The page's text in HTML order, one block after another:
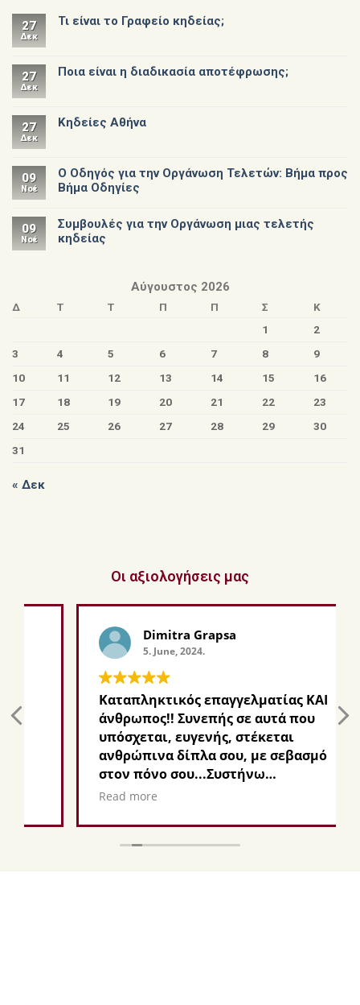
27
Δεκ
Τι είναι το Γραφείο κηδείας;
27
Δεκ
Ποια είναι η διαδικασία αποτέφρωσης;
27
Δεκ
Κηδείες Αθήνα
09
Νοέ
Ο Οδηγός για την Οργάνωση Τελετών: Βήμα προς
Βήμα Οδηγίες
09
Νοέ
Συμβουλές για την Οργάνωση μιας τελετής
κηδείας
Αύγουστος 2026
Δ Τ Τ Π Π Σ
Κ
1
2
3
4 5 6 7 8
9
10
11 12 13 14 15
16
17
18 19 20 21 22
23
24
25 26 27 28 29
30
31
« Δεκ
Οι αξιολογήσεις μας
Dimitra Grapsa
5. June, 2024.
Καταπληκτικός επαγγελματίας ΚΑΙ
άνθρωπος!! Συνεπής σε αυτά που
υπόσχεται, ευγενής, στέκεται
ανθρώπινα δίπλα σου, με σεβασμό
στον πόνο σου...Συστήνω
ανεπιφύλακτα!
Read more